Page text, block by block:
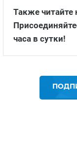
Также читайте
часа в сутки!